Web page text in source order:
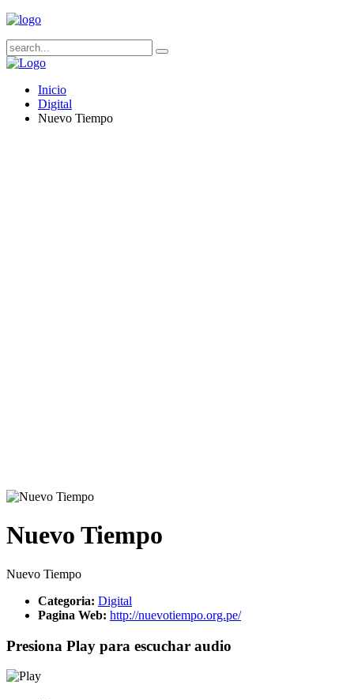
Inicio
Digital
Nuevo Tiempo
Nuevo Tiempo
Nuevo Tiempo
Categoria: Digital
Pagina Web: http://nuevotiempo.org.pe/
Presiona Play para escuchar audio